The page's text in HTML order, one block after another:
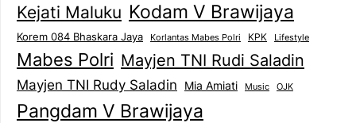
Kejati Maluku Kodam V Brawijaya
Korem 084 Bhaskara Jaya Korlantas Mabes Polri KPK Lifestyle
Mabes Polri Mayjen TNI Rudi Saladin
Mayjen TNI Rudy Saladin Mia Amiati Music OJK
Pangdam V Brawijaya